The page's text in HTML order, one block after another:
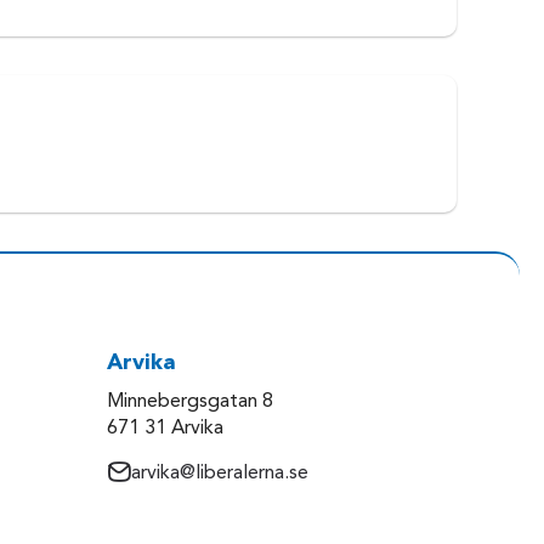
Arvika
Minnebergsgatan 8
671 31 Arvika
arvika@liberalerna.se